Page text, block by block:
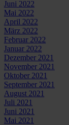
Juni 2022
Mai 2022
April 2022
März 2022
Februar 2022
Januar 2022
Dezember 2021
November 2021
Oktober 2021
September 2021
August 2021
Juli 2021
Juni 2021
Mai 2021